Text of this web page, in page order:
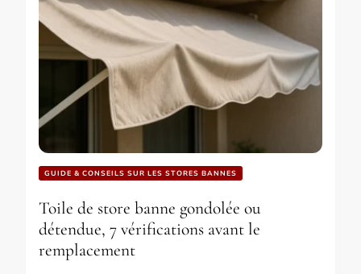
GUIDE & CONSEILS SUR LES STORES BANNES
Toile de store banne gondolée ou
détendue, 7 vérifications avant le
remplacement